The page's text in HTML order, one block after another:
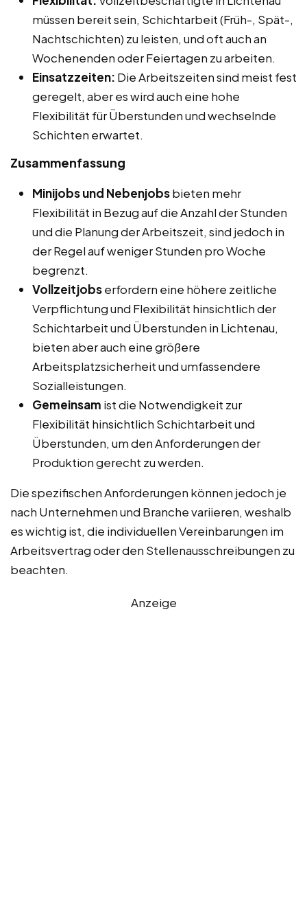
müssen bereit sein, Schichtarbeit (Früh-, Spät-,
Nachtschichten) zu leisten, und oft auch an
Wochenenden oder Feiertagen zu arbeiten.
Einsatzzeiten: Die Arbeitszeiten sind meist fest
geregelt, aber es wird auch eine hohe
Flexibilität für Überstunden und wechselnde
Schichten erwartet.
Zusammenfassung
Minijobs und Nebenjobsbieten mehr
Flexibilität in Bezug auf die Anzahl der Stunden
und die Planung der Arbeitszeit, sind jedoch in
der Regel auf weniger Stunden pro Woche
begrenzt.
Vollzeitjobserfordern eine höhere zeitliche
Verpflichtung und Flexibilität hinsichtlich der
Schichtarbeit und Überstunden in Lichtenau,
bieten aber auch eine größere
Arbeitsplatzsicherheit und umfassendere
Sozialleistungen.
Gemeinsam ist die Notwendigkeit zur
Flexibilität hinsichtlich Schichtarbeit und
Überstunden, um den Anforderungen der
Produktion gerecht zu werden.
Die spezifischen Anforderungen können jedoch je
nach Unternehmen und Branche variieren, weshalb
es wichtig ist, die individuellen Vereinbarungen im
Arbeitsvertrag oder den Stellenausschreibungen zu
beachten.
Anzeige